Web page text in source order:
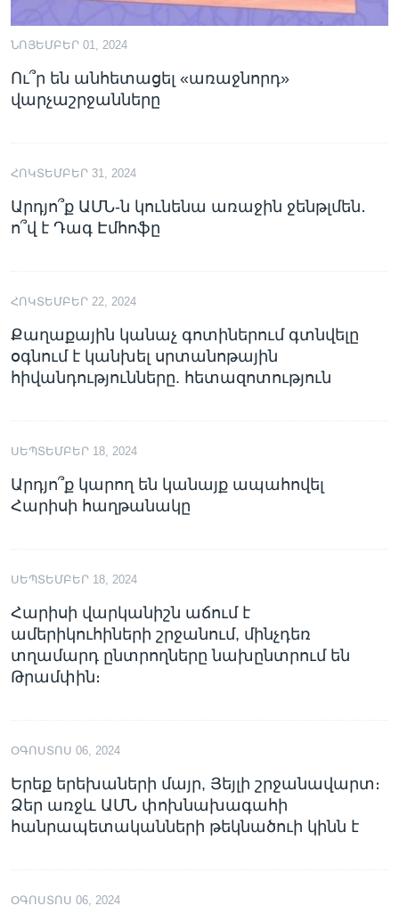
ՆՈՅԵՄԲԵՐ 01, 2024
Ու՞ր են անհետացել «առաջնորդ»
վարչաշրջանները
ՀՈԿՏԵՄԲԵՐ 31, 2024
Արդյո՞ք ԱՄՆ-ն կունենա առաջին ջենթլմեն․
ո՞վ է Դագ Էմհոֆը
ՀՈԿՏԵՄԲԵՐ 22, 2024
Քաղաքային կանաչ գոտիներում գտնվելը
օգնում է կանխել սրտանոթային
հիվանդությունները. հետազոտություն
ՍԵՊՏԵՄԲԵՐ 18, 2024
Արդյո՞ք կարող են կանայք ապահովել
Հարիսի հաղթանակը
ՍԵՊՏԵՄԲԵՐ 18, 2024
Հարիսի վարկանիշն աճում է
ամերիկուհիների շրջանում, մինչդեռ
տղամարդ ընտրողները նախընտրում են
Թրամփին։
ՕԳՈՍՏՈՍ 06, 2024
Երեք երեխաների մայր, Յեյլի շրջանավարտ։
Ձեր առջև ԱՄՆ փոխնախագահի
հանրապետականների թեկնածուի կինն է
ՕԳՈՍՏՈՍ 06, 2024